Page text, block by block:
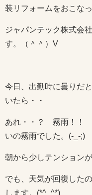
装リフォームをおこな
ジャパンテック株式会
す。（＾＾）V
今日、出勤時に曇りだ
いたら・・
あれ・・？ 霧雨！！
いの霧雨でした。(-_-;)
朝から少しテンション
でも、天気が回復した
します。(*^_^*)